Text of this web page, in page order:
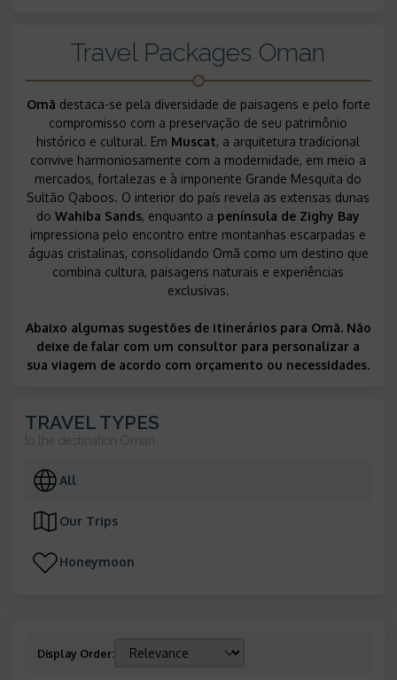
Travel Packages Oman
Omã destaca-se pela diversidade de paisagens e pelo forte
compromisso com a preservação de seu patrimônio
histórico e cultural. Em Muscat, a arquitetura tradicional
convive harmoniosamente com a modernidade, em meio a
mercados, fortalezas e à imponente Grande Mesquita do
Sultão Qaboos. O interior do país revela as extensas dunas
doWahiba Sands, enquanto a península de Zighy Bay
impressiona pelo encontro entre montanhas escarpadas e
águas cristalinas, consolidando Omã como um destino que
combina cultura, paisagens naturais e experiências
exclusivas.
Abaixo algumas sugestões de itinerários para Omã. Não
deixe de falar com um consultor para personalizar a
sua viagem de acordo com orçamento ou necessidades.
TRAVEL TYPES
to the destination Oman
All
Our Trips
Honeymoon
Display Order: